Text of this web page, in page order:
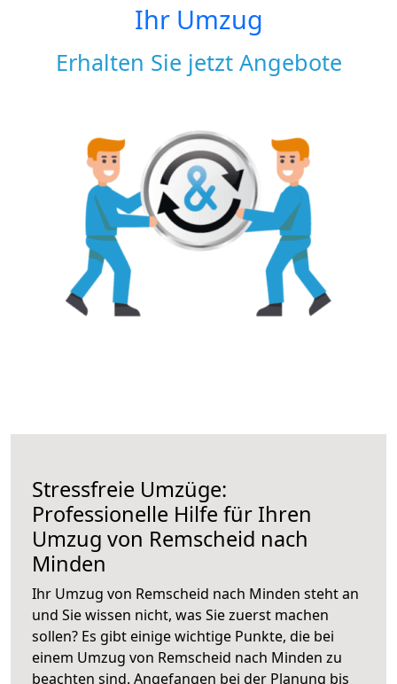
Ihr Umzug
Erhalten Sie jetzt Angebote
Stressfreie Umzüge:
Professionelle Hilfe für Ihren
Umzug von Remscheid nach
Minden
Ihr Umzug von Remscheid nach Minden steht an
und Sie wissen nicht, was Sie zuerst machen
sollen? Es gibt einige wichtige Punkte, die bei
einem Umzug von Remscheid nach Minden zu
beachten sind. Angefangen bei der Planung bis